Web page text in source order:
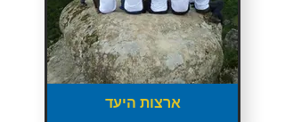
ארצות היעד